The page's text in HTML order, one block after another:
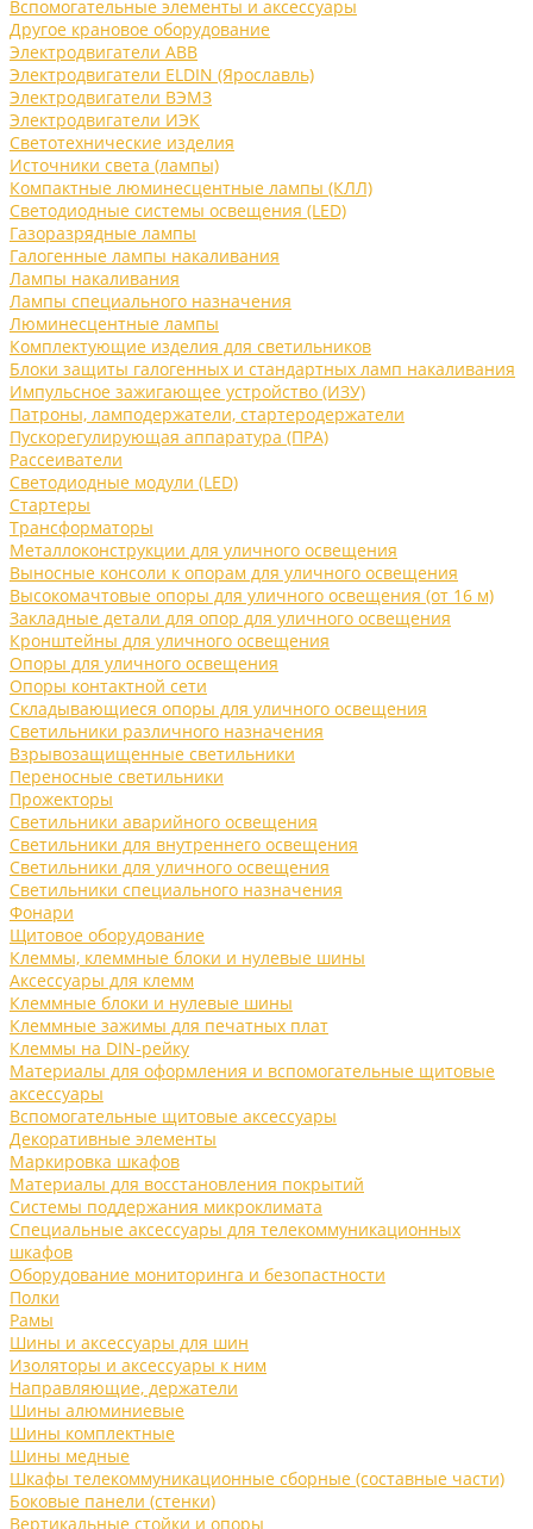
Вспомогательные элементы и аксессуары
Другое крановое оборудование
Электродвигатели ABB
Электродвигатели ELDIN (Ярославль)
Электродвигатели ВЭМЗ
Электродвигатели ИЭК
Светотехнические изделия
Источники света (лампы)
Компактные люминесцентные лампы (КЛЛ)
Светодиодные системы освещения (LED)
Газоразрядные лампы
Галогенные лампы накаливания
Лампы накаливания
Лампы специального назначения
Люминесцентные лампы
Комплектующие изделия для светильников
Блоки защиты галогенных и стандартных ламп накаливания
Импульсное зажигающее устройство (ИЗУ)
Патроны, ламподержатели, стартеродержатели
Пускорегулирующая аппаратура (ПРА)
Рассеиватели
Светодиодные модули (LED)
Стартеры
Трансформаторы
Металлоконструкции для уличного освещения
Выносные консоли к опорам для уличного освещения
Высокомачтовые опоры для уличного освещения (от 16 м)
Закладные детали для опор для уличного освещения
Кронштейны для уличного освещения
Опоры для уличного освещения
Опоры контактной сети
Складывающиеся опоры для уличного освещения
Светильники различного назначения
Взрывозащищенные светильники
Переносные светильники
Прожекторы
Светильники аварийного освещения
Светильники для внутреннего освещения
Светильники для уличного освещения
Светильники специального назначения
Фонари
Щитовое оборудование
Клеммы, клеммные блоки и нулевые шины
Аксессуары для клемм
Клеммные блоки и нулевые шины
Клеммные зажимы для печатных плат
Клеммы на DIN-рейку
Материалы для оформления и вспомогательные щитовые
аксессуары
Вспомогательные щитовые аксессуары
Декоративные элементы
Маркировка шкафов
Материалы для восстановления покрытий
Системы поддержания микроклимата
Специальные аксессуары для телекоммуникационных
шкафов
Оборудование мониторинга и безопастности
Полки
Рамы
Шины и аксессуары для шин
Изоляторы и аксессуары к ним
Направляющие, держатели
Шины алюминиевые
Шины комплектные
Шины медные
Шкафы телекоммуникационные сборные (составные части)
Боковые панели (стенки)
Вертикальные стойки и опоры